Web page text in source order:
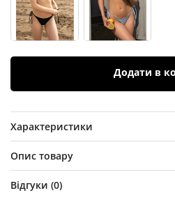
Додати в
Характеристики
Опис товару
Відгуки (0)